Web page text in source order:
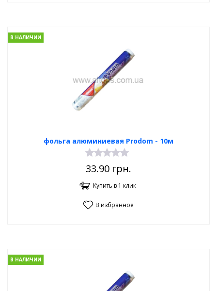
фольга алюминиевая Prodom - 10м
В НАЛИЧИИ
33.90 грн.
Купить в 1 клик
В избранное
В НАЛИЧИИ